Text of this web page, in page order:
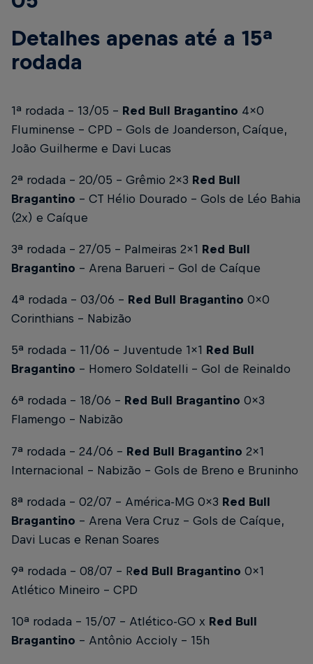
Detalhes apenas até a 15ª
rodada
1ª rodada - 13/05 - Red Bull Bragantino 4x0
Fluminense - CPD - Gols de Joanderson, Caíque,
João Guilherme e Davi Lucas
2ª rodada - 20/05 - Grêmio 2x3 Red Bull
Bragantino - CT Hélio Dourado - Gols de Léo Bahia
(2x) e Caíque
3ª rodada - 27/05 - Palmeiras 2x1 Red Bull
Bragantino - Arena Barueri - Gol de Caíque
4ª rodada - 03/06 - Red Bull Bragantino 0x0
Corinthians - Nabizão
5ª rodada - 11/06 - Juventude 1x1 Red Bull
Bragantino - Homero Soldatelli - Gol de Reinaldo
6ª rodada - 18/06 - Red Bull Bragantino 0x3
Flamengo - Nabizão
7ª rodada - 24/06 - Red Bull Bragantino 2x1
Internacional - Nabizão - Gols de Breno e Bruninho
8ª rodada - 02/07 - América-MG 0x3 Red Bull
Bragantino - Arena Vera Cruz - Gols de Caíque,
Davi Lucas e Renan Soares
9ª rodada - 08/07 - Red Bull Bragantino 0x1
Atlético Mineiro - CPD
10ª rodada - 15/07 - Atlético-GO x Red Bull
Bragantino - Antônio Accioly - 15h